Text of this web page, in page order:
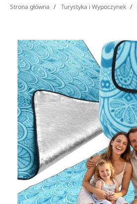
Strona główna Turystyka i Wypoczynek